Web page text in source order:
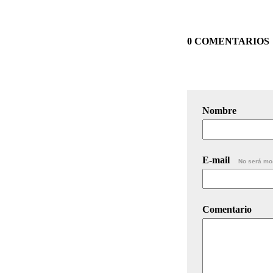
0 COMENTARIOS
Nombre
E-mail No será
Comentario